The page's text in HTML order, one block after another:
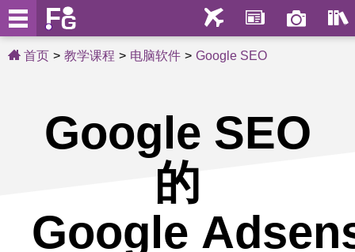
首页 教学课程 电脑软件 Google SEO
Google SEO
的
Google